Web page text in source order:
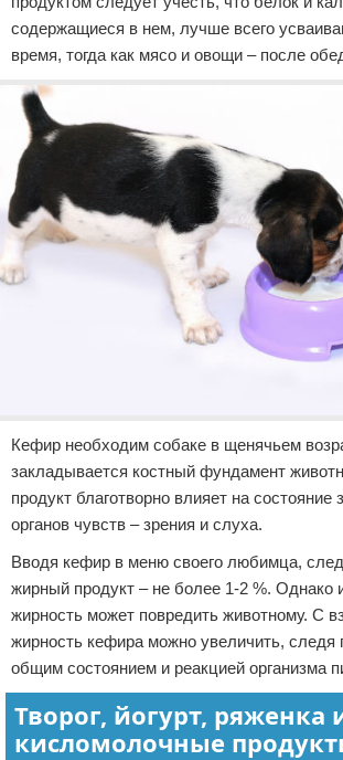
содержащиеся в нем, лучше всего
время, тогда как мясо и овощи – после
Кефир необходим собаке в щенячьем
закладывается костный фундамент
продукт благотворно влияет на состояние
органов чувств – зрения и слуха.
Вводя кефир в меню своего любимца,
жирный продукт – не более 1-2 %. Однако
жирность может повредить животному. С
жирность кефира можно увеличить, следя
общим состоянием и реакцией организма
Творог, йогурт, ряженка
кисломолочные